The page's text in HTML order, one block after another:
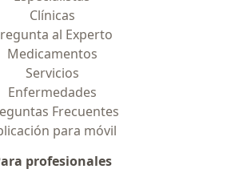
Clínicas
al Experto
Medicamentos
Servicios
Enfermedades
Frecuentes
para móvil
profesionales